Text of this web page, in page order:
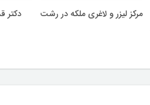
مرکز لیزر و لاغری ملکه در رشت دکتر